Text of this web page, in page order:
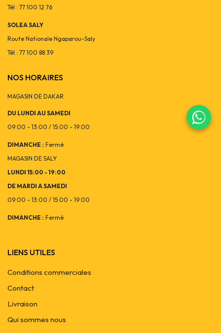
Tél : 77 100 12 76
SOLEA SALY
Route Nationale Ngaparou-Saly
Tél : 77 100 88 39
NOS HORAIRES
MAGASIN DE DAKAR
DU LUNDI AU SAMEDI
09:00 - 13:00 / 15:00 - 19:00
DIMANCHE : Fermé
MAGASIN DE SALY
LUNDI 15:00 - 19:00
DE MARDI A SAMEDI
09:00 - 13:00 / 15:00 - 19:00
DIMANCHE : Fermé
LIENS UTILES
Conditions commerciales
Contact
Livraison
Qui sommes nous